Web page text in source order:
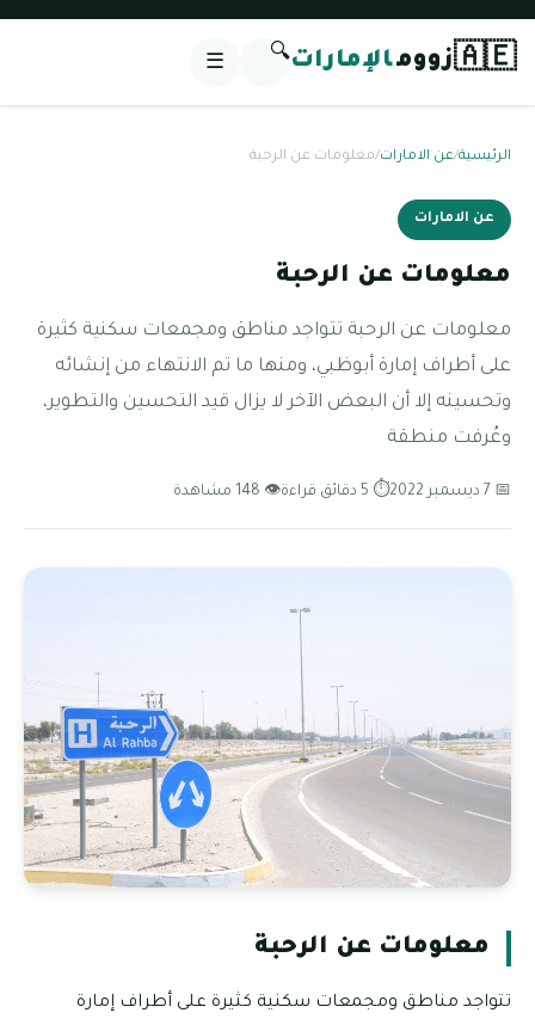
🇦🇪زوومالإمارات🔍
☰
الرئيسية/عن الامارات/معلومات عن الرحبة
عن الامارات
معلومات عن الرحبة
معلومات عن الرحبة تتواجد مناطق ومجمعات سكنية كثيرة
على أطراف إمارة أبوظبي، ومنها ما تم الانتهاء من إنشائه
وتحسينه إلا أن البعض الآخر لا يزال قيد التحسين والتطوير،
وعُرفت منطقة
📅 7 ديسمبر 2022 ⏱ 5 دقائق قراءة 👁 148 مشاهدة
معلومات عن الرحبة
تتواجد مناطق ومجمعات سكنية كثيرة على أطراف إمارة